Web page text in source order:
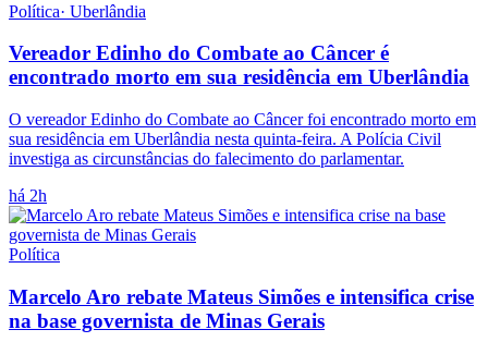
Política· Uberlândia
Vereador Edinho do Combate ao Câncer é
encontrado morto em sua residência em Uberlândia
O vereador Edinho do Combate ao Câncer foi encontrado morto em
sua residência em Uberlândia nesta quinta-feira. A Polícia Civil
investiga as circunstâncias do falecimento do parlamentar.
há 2h
Política
Marcelo Aro rebate Mateus Simões e intensifica crise
na base governista de Minas Gerais